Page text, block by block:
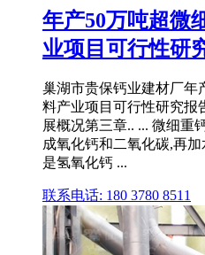
年产50万吨超微
业项目可行性研
巢湖市贵保钙业建材厂年
料产业项目可行性研究报
展概况第三章.. ... 微细重
成氧化钙和二氧化碳,再
是氢氧化钙 ...
联系电话: 180 3780 8511